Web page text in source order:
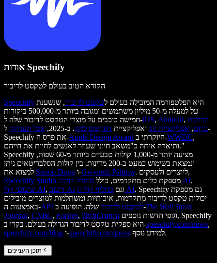
אודות Speechify
הקורא הטוב בעולם לטקסט לדיבור
Speechify
היא הפלטפורמה המובילה בעולם לטקסט לדיבור, שנשענת
על למעלה מ-50 מיליון משתמשים ומגובה ביותר מ-500,000 ביקורות
חמישה כוכבים על מוצרי הטקסט לדיבור שלה ל-iOS, Android, הרחבת
כרום, אפליקציית ווב ואפליקציית דסקטופ למק. ב-2025, אפל העניקה ל-
Speechify את פרס ה-Apple Design Award היוקרתי ב-WWDC,
ותיארה אותה כ"משאב חיוני שעוזר לאנשים לחיות את חייהם."
Speechify מציעה יותר מ-1,000 קולות טבעיים ביותר מ-60 שפות,
ונמצאת בשימוש כמעט ב-200 מדינות. בין קולות הסלבריטאים ניתן
Snoop Dogg ו-Gwyneth Paltrow
. ליוצרים ולעסקים,
Speechify Studio
מספקת כלים מתקדמים, כולל מחולל קולות AI,
שיבוטי קול AI, דיבוב AI וגם מחליף קולות AI. Speechify גם מספקת
יכולות טקסט לדיבור מתקדמות, איכותיות ומשתלמות למוצרים מובילים
באמצעות ה-
API לטקסט לדיבורשלה. הופיעה ב-The Wall Street
Journal, CNBC, Forbes, TechCrunch
היא ספקית טקסט לדיבור הגדולה בעולם. בקרו ב-speechify.com/news,
speechify.com/blog ו-speechify.com/press למידע נוסף.
תוכן העניינים